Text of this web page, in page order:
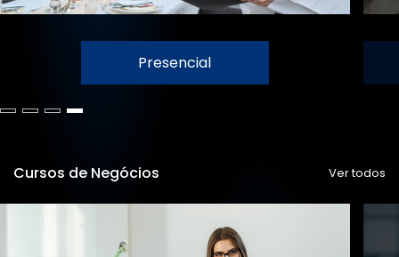
Presencial
Cursos de Negócios Ver todos